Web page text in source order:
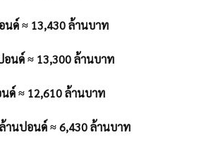
ด์ ≈ 13,430 ล้านบาท
นด์ ≈ 13,300 ล้านบาท
ด์ ≈ 12,610 ล้านบาท
านปอนด์ ≈ 6,430 ล้านบาท